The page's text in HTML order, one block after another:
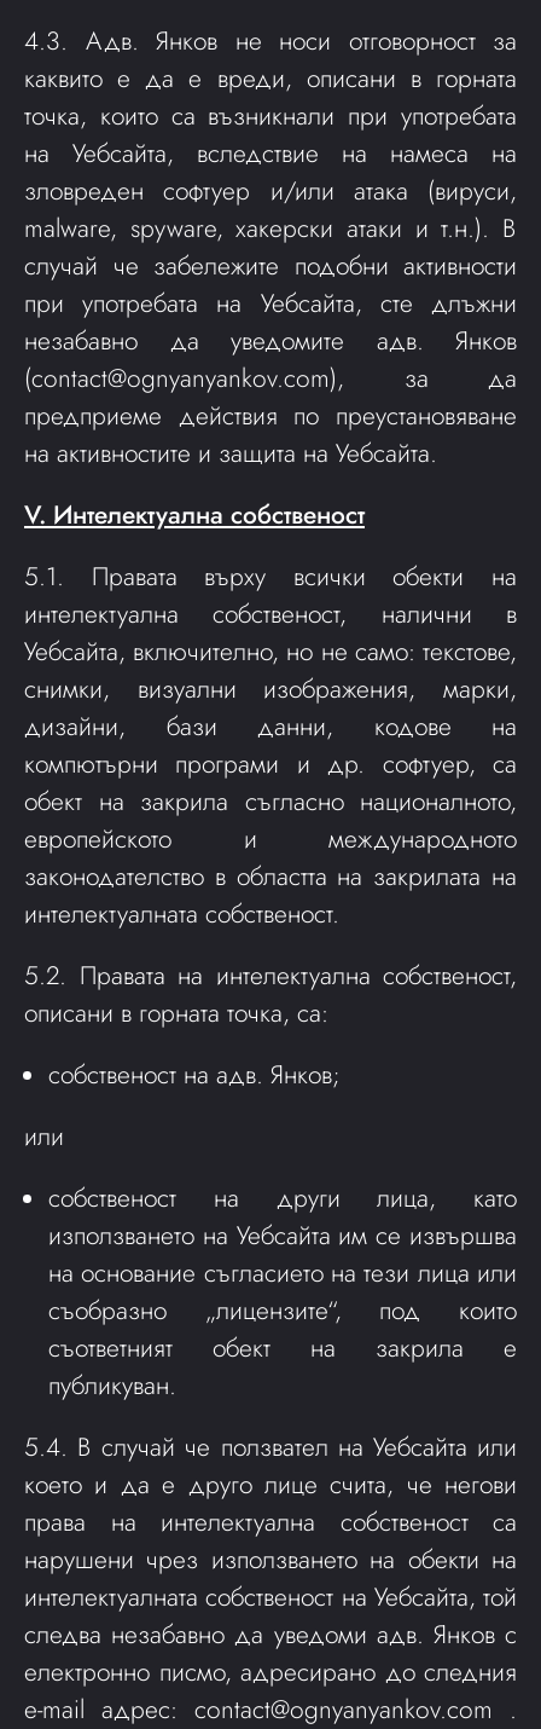
4.3. Адв. Янков не носи отговорност за
каквито е да е вреди, описани в горната
точка, които са възникнали при употребата
на Уебсайта, вследствие на намеса на
зловреден софтуер и/или атака (вируси,
malware, spyware, хакерски атаки и т.н.). В
случай че забележите подобни активности
при употребата на Уебсайта, сте длъжни
незабавно да уведомите адв. Янков
(contact@ognyanyankov.com), за да
предприеме действия по преустановяване
на активностите и защита на Уебсайта.
V. Интелектуална собственост
5.1. Правата върху всички обекти на
интелектуална собственост, налични в
Уебсайта, включително, но не само: текстове,
снимки, визуални изображения, марки,
дизайни, бази данни, кодове на
компютърни програми и др. софтуер, са
обект на закрила съгласно националното,
европейското и международното
законодателство в областта на закрилата на
интелектуалната собственост.
5.2. Правата на интелектуална собственост,
описани в горната точка, са:
собственост на адв. Янков;
или
собственост на други лица, като
използването на Уебсайта им се извършва
на основание съгласието на тези лица или
съобразно „лицензите“, под които
съответният обект на закрила е
публикуван.
5.4. В случай че ползвател на Уебсайта или
което и да е друго лице счита, че негови
права на интелектуална собственост са
нарушени чрез използването на обекти на
интелектуалната собственост на Уебсайта, той
следва незабавно да уведоми адв. Янков с
електронно писмо, адресирано до следния
e-mail адрес: contact@ognyanyankov.com .